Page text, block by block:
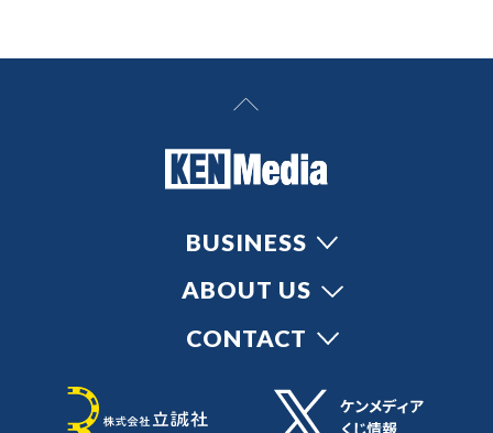
BUSINESS
ABOUT US
CONTACT